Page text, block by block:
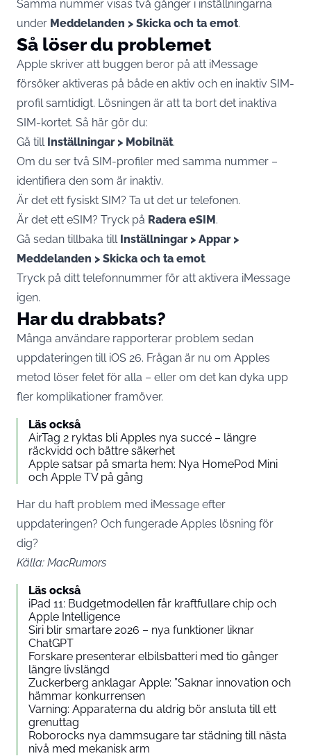
Samma nummer visas två gånger i inställningarna
under Meddelanden > Skicka och ta emot.
Så löser du problemet
Apple skriver att buggen beror på att iMessage
försöker aktiveras på både en aktiv och en inaktiv SIM-
profil samtidigt. Lösningen är att ta bort det inaktiva
SIM-kortet. Så här gör du:
Gå till Inställningar > Mobilnät.
Om du ser två SIM-profiler med samma nummer –
identifiera den som är inaktiv.
Är det ett fysiskt SIM? Ta ut det ur telefonen.
Är det ett eSIM? Tryck på Radera eSIM.
Gå sedan tillbaka till Inställningar > Appar >
Meddelanden > Skicka och ta emot.
Tryck på ditt telefonnummer för att aktivera iMessage
igen.
Har du drabbats?
Många användare rapporterar problem sedan
uppdateringen till iOS 26. Frågan är nu om Apples
metod löser felet för alla – eller om det kan dyka upp
fler komplikationer framöver.
Läs också
AirTag 2 ryktas bli Apples nya succé – längre
räckvidd och bättre säkerhet
Apple satsar på smarta hem: Nya HomePod Mini
och Apple TV på gång
Har du haft problem med iMessage efter
uppdateringen? Och fungerade Apples lösning för
dig?
Källa: MacRumors
Läs också
iPad 11: Budgetmodellen får kraftfullare chip och
Apple Intelligence
Siri blir smartare 2026 – nya funktioner liknar
ChatGPT
Forskare presenterar elbilsbatteri med tio gånger
längre livslängd
Zuckerberg anklagar Apple: ”Saknar innovation och
hämmar konkurrensen
Varning: Apparaterna du aldrig bör ansluta till ett
grenuttag
Roborocks nya dammsugare tar städning till nästa
nivå med mekanisk arm